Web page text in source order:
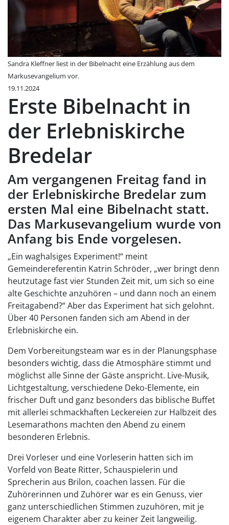
Sandra Kleffner liest in der Bibelnacht eine Erzählung aus dem
Markusevangelium vor.
19.11.2024
Erste Bibelnacht in
der Erlebniskirche
Bredelar
Am vergangenen Freitag fand in
der Erlebniskirche Bredelar zum
ersten Mal eine Bibelnacht statt.
Das Markusevangelium wurde von
Anfang bis Ende vorgelesen.
„Ein waghalsiges Experiment!“ meint
Gemeindereferentin Katrin Schröder, „wer bringt denn
heutzutage fast vier Stunden Zeit mit, um sich so eine
alte Geschichte anzuhören – und dann noch an einem
Freitagabend?“ Aber das Experiment hat sich gelohnt.
Über 40 Personen fanden sich am Abend in der
Erlebniskirche ein.
Dem Vorbereitungsteam war es in der Planungsphase
besonders wichtig, dass die Atmosphäre stimmt und
möglichst alle Sinne der Gäste anspricht. Live-Musik,
Lichtgestaltung, verschiedene Deko-Elemente, ein
frischer Duft und ganz besonders das biblische Buffet
mit allerlei schmackhaften Leckereien zur Halbzeit des
Lesemarathons machten den Abend zu einem
besonderen Erlebnis.
Drei Vorleser und eine Vorleserin hatten sich im
Vorfeld von Beate Ritter, Schauspielerin und
Sprecherin aus Brilon, coachen lassen. Für die
Zuhörerinnen und Zuhörer war es ein Genuss, vier
ganz unterschiedlichen Stimmen zuzuhören, mit je
eigenem Charakter aber zu keiner Zeit langweilig.